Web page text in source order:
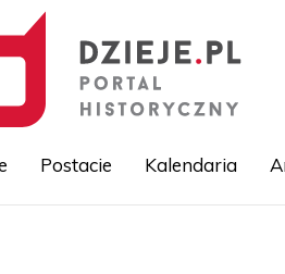
Postacie Kalendaria